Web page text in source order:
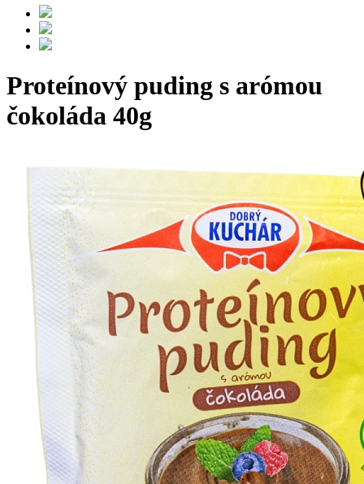
Proteínový puding s arómou
čokoláda 40g